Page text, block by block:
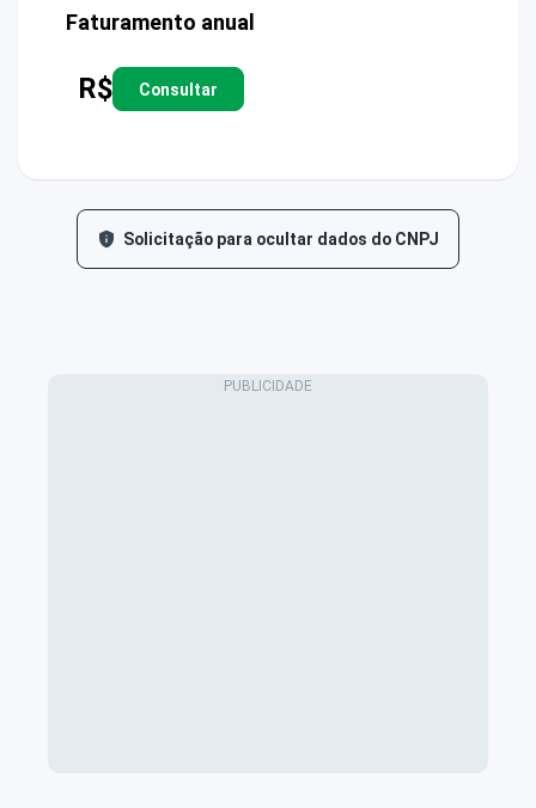
Faturamento anual
R$ Consultar
Solicitação para ocultar dados do CNPJ